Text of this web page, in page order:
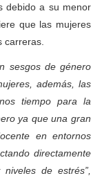
debido a su menor
que las mujeres
carreras.
sesgos de género
además, las
tiempo para la
ya que una gran
en entornos
directamente
de estrés”,